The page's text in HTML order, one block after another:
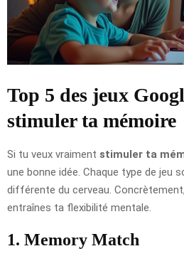
Top 5 des jeux
stimuler ta mémoire
Si tu veux vraiment stimuler ta
une bonne idée. Chaque type de jeu
différente du cerveau.
entraînes ta flexibilité mentale.
1. Memory Match